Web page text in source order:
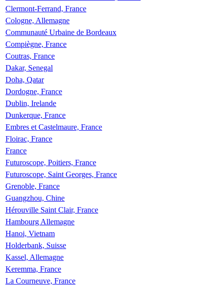
Clermont-Ferrand, France
Cologne, Allemagne
Communauté Urbaine de Bordeaux
Compiègne, France
Coutras, France
Dakar, Senegal
Doha, Qatar
Dordogne, France
Dublin, Irelande
Dunkerque, France
Embres et Castelmaure, France
Floirac, France
France
Futuroscope, Poitiers, France
Futuroscope, Saint Georges, France
Grenoble, France
Guangzhou, Chine
Hérouville Saint Clair, France
Hambourg Allemagne
Hanoi, Vietnam
Holderbank, Suisse
Kassel, Allemagne
Keremma, France
La Courneuve, France